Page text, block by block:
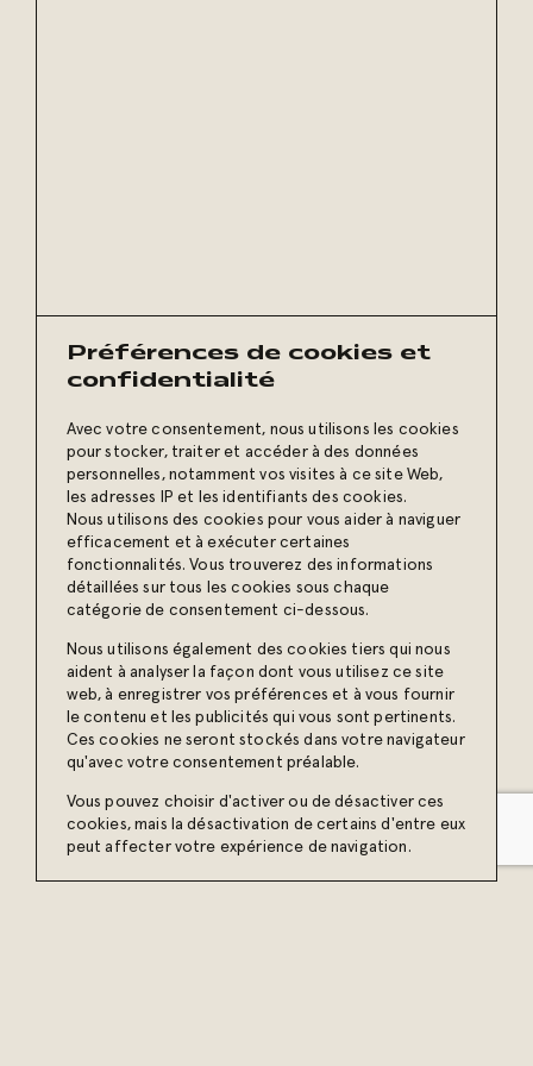
Préférences de cookies et
confidentialité
Avec votre consentement, nous utilisons les cookies
pour stocker, traiter et accéder à des données
personnelles, notamment vos visites à ce site Web,
les adresses IP et les identifiants des cookies.
Nous utilisons des cookies pour vous aider à naviguer
efficacement et à exécuter certaines
fonctionnalités. Vous trouverez des informations
détaillées sur tous les cookies sous chaque
catégorie de consentement ci-dessous.
Nous utilisons également des cookies tiers qui nous
aident à analyser la façon dont vous utilisez ce site
web, à enregistrer vos préférences et à vous fournir
le contenu et les publicités qui vous sont pertinents.
Ces cookies ne seront stockés dans votre navigateur
qu'avec votre consentement préalable.
Vous pouvez choisir d'activer ou de désactiver ces
cookies, mais la désactivation de certains d'entre eux
peut affecter votre expérience de navigation.
Restez à l’affût
de nos conseils et de nos
plus récentes publications :
Inscrivez-vous à notre
infolettre
Joignez notre communauté
et jetez un œil à nos projets !